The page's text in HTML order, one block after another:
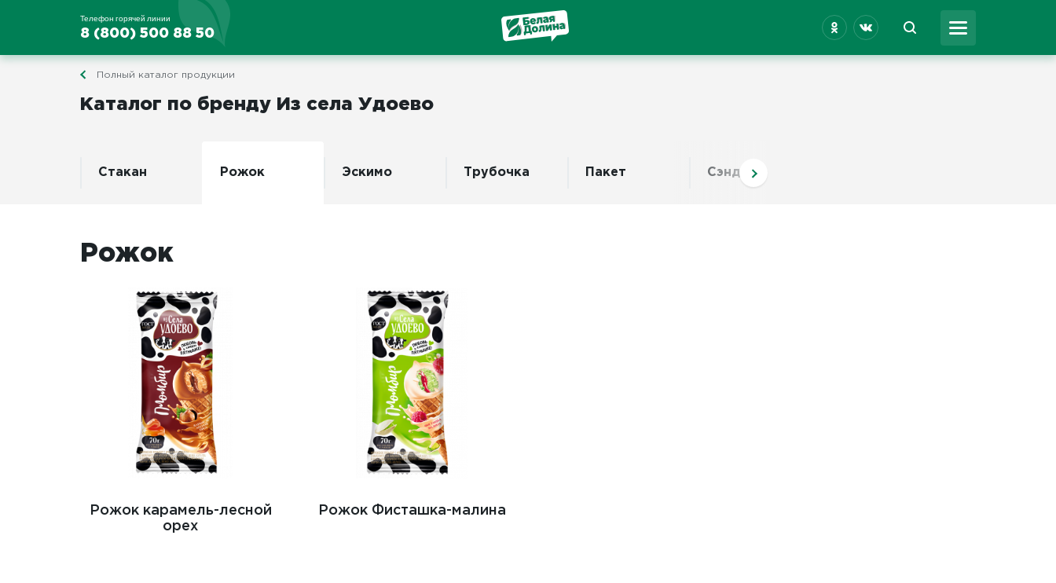
Телефон горячей линии
8 (800) 500 88 50
Полный каталог продукции
Каталог по бренду Из села Удоево
Стакан Рожок Эскимо Трубочка Пакет Сэндвич
Рожок
Рожок карамель-лесной
орех
Рожок Фисташка-малина